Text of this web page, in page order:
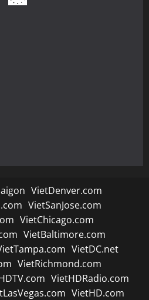
VietDenver.com
VietSanJose.com
VietChicago.com
VietBaltimore.com
VietDC.net
VietRichmond.com
VietHDRadio.com
VietHD.com